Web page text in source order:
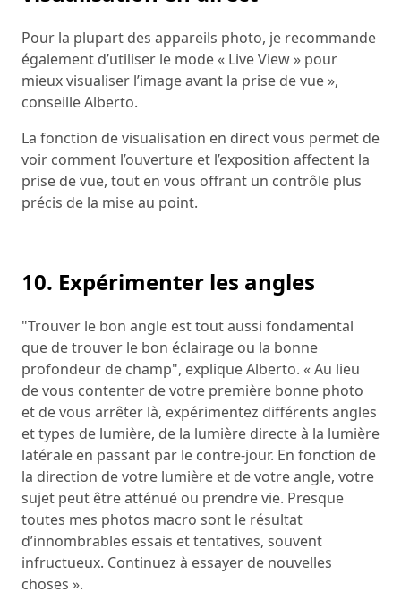
Pour la plupart des appareils photo, je recommande
également d’utiliser le mode « Live View » pour
mieux visualiser l’image avant la prise de vue »,
conseille Alberto.
La fonction de visualisation en direct vous permet de
voir comment l’ouverture et l’exposition affectent la
prise de vue, tout en vous offrant un contrôle plus
précis de la mise au point.
10. Expérimenter les angles
"Trouver le bon angle est tout aussi fondamental
que de trouver le bon éclairage ou la bonne
profondeur de champ", explique Alberto. « Au lieu
de vous contenter de votre première bonne photo
et de vous arrêter là, expérimentez différents angles
et types de lumière, de la lumière directe à la lumière
latérale en passant par le contre-jour. En fonction de
la direction de votre lumière et de votre angle, votre
sujet peut être atténué ou prendre vie. Presque
toutes mes photos macro sont le résultat
d’innombrables essais et tentatives, souvent
infructueux. Continuez à essayer de nouvelles
choses ».